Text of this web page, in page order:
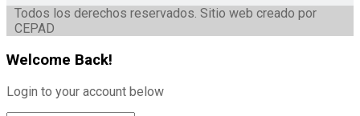
Todos los derechos reservados. Sitio web creado por
CEPAD
Welcome Back!
Login to your account below